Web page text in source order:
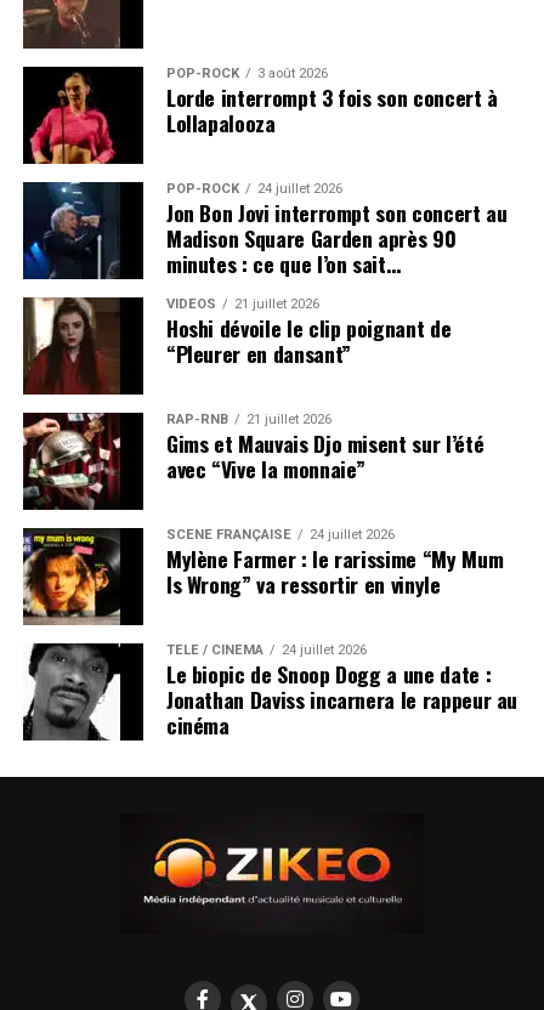
POP-ROCK 3 août 2026
Lorde interrompt 3 fois son concert à
Lollapalooza
POP-ROCK 24 juillet 2026
Jon Bon Jovi interrompt son concert au
Madison Square Garden après 90
minutes : ce que l’on sait…
VIDEOS 21 juillet 2026
Hoshi dévoile le clip poignant de
“Pleurer en dansant”
RAP-RNB 21 juillet 2026
Gims et Mauvais Djo misent sur l’été
avec “Vive la monnaie”
SCÈNE FRANÇAISE 24 juillet 2026
Mylène Farmer : le rarissime “My Mum
Is Wrong” va ressortir en vinyle
TÉLÉ / CINÉMA 24 juillet 2026
Le biopic de Snoop Dogg a une date :
Jonathan Daviss incarnera le rappeur au
cinéma